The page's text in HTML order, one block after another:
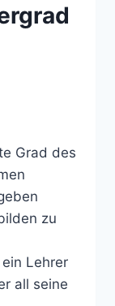
Grad des
zu
Lehrer
all seine